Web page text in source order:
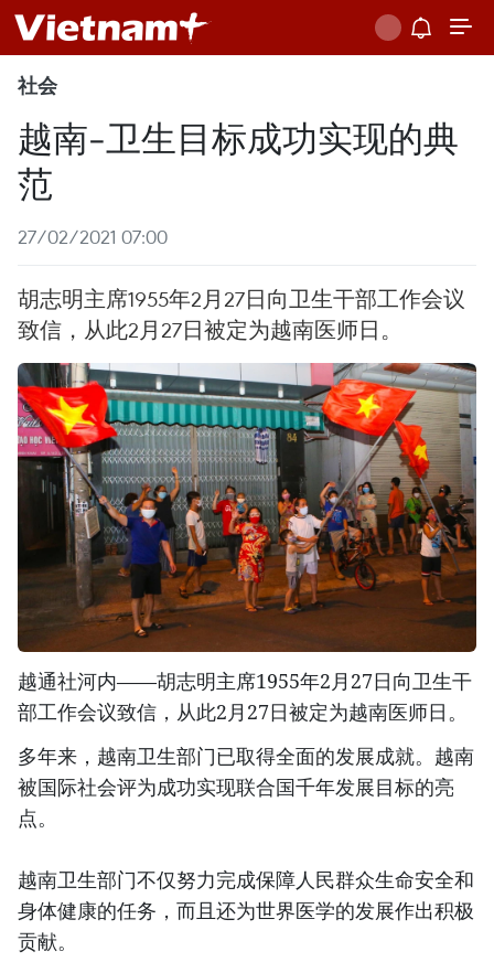
社会
越南-卫生目标成功实现的典
范
27/02/2021 07:00
胡志明主席1955年2月27日向卫生干部工作会议
致信，从此2月27日被定为越南医师日。
越通社河内——胡志明主席1955年2月27日向卫生干
部工作会议致信，从此2月27日被定为越南医师日。
多年来，越南卫生部门已取得全面的发展成就。越南
被国际社会评为成功实现联合国千年发展目标的亮
点。
越南卫生部门不仅努力完成保障人民群众生命安全和
身体健康的任务，而且还为世界医学的发展作出积极
贡献。